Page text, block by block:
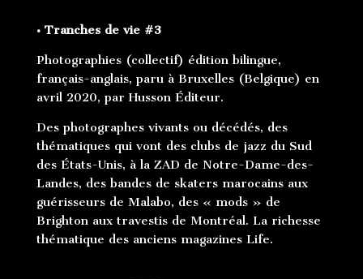
• Tranches de vie #3
Photographies (collectif) édition bilingue,
français-anglais, paru à Bruxelles (Belgique) en
avril 2020, par Husson Éditeur.
Des photographes vivants ou décédés, des
thématiques qui vont des clubs de jazz du Sud
des États-Unis, à la ZAD de Notre-Dame-des-
Landes, des bandes de skaters marocains aux
guérisseurs de Malabo, des « mods » de
Brighton aux travestis de Montréal. La richesse
thématique des anciens magazines Life.